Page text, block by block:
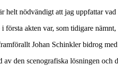
helt nödvändigt att jag uppfattar vad
akten var, som tidigare
Johan Schinkler bidrog
den scenografiska lösningen och